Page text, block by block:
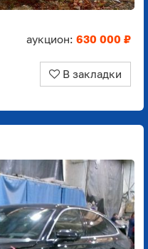
аукцион: 630 000 ₽
В закладки